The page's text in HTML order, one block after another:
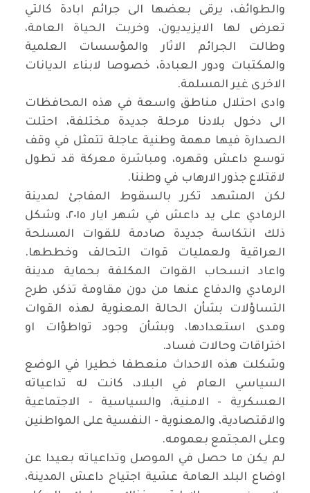
والطوائف، يرقى بعضها الى جرائم ابادة كالتي
تعرض لها الايزيديون، وخربت الحياة العامة،
وطالت الجرائم الاثار والمؤسسات العلمية
والمكتبات ودور العبادة، خصوصا لابناء الديانات
الاخرى غير المسلمة.
وادى احتلال مناطق واسعة في هذه المحافظات
الى دخول بلادنا مرحلة جديدة مختلفة، احتلت
الصدارة فيها مهمة وطنية عاجلة تتمثل في وقف
توسع داعش وقهره، ومباشرة معركة قد تطول
لاقتلاع جذور الارهاب في وطننا.
لكن المشهد تكرر بالسقوط المفاجئ لمدينة
الرمادي على يد داعش في شهر ايار ٢٠١٥، وشكل
ذلك انتكاسة جديدة صادمة للقوات المسلحة
العراقية ولعمليات قوات التحالف وخططها.
واعاد انسحاب القوات المكلفة بحماية مدينة
الرمادي والدفاع عنها من دون مقاومة تذكر، طرح
التساؤلات بشأن الحالة المعنوية لهذه القوات
ومدى استعدادها، وبشأن وجود تواطؤات او
اختراقات وحالات فساد.
وشكلت هذه الاحداث منعطفا خطيرا في الوضع
السياسي العام في البلاد، كانت له تداعياته
العسكرية - الامنية، والسياسية - الاجتماعية
والاقتصادية، والمعنوية - النفسية على المواطنين
وعلى المجتمع بعمومه.
لم يكن ما حصل في الموصل وتداعياته بعيدا عن
اوضاع البلد العامة عشية اجتياح داعش المدينة،